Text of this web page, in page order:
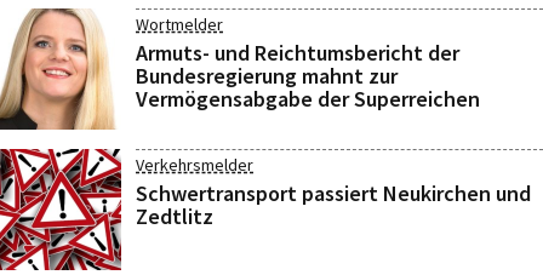
Wortmelder
Armuts- und Reichtumsbericht der
Bundesregierung mahnt zur
Vermögensabgabe der Superreichen
Verkehrsmelder
Schwertransport passiert Neukirchen und
Zedtlitz